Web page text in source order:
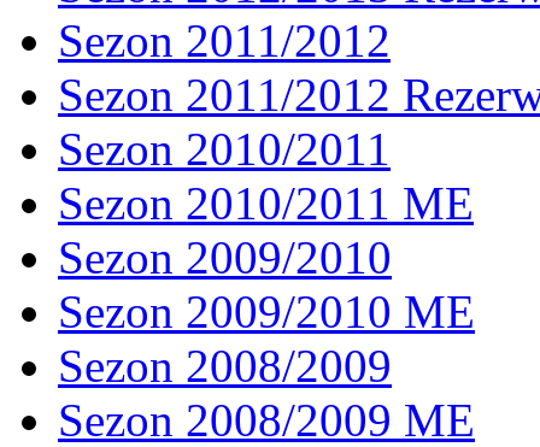
Sezon 2011/2012
Sezon 2011/2012
Sezon 2010/2011
Sezon 2010/2011 ME
Sezon 2009/2010
Sezon 2009/2010 ME
Sezon 2008/2009
Sezon 2008/2009 ME